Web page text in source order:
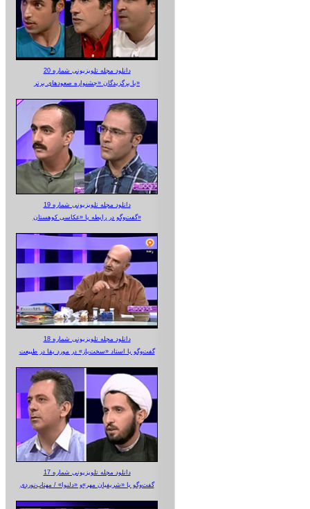
دانلود مجله تلویزیونی شماره 20
با برگزیدگان «جشنواره صعودهای برتر»
دانلود مجله تلویزیونی شماره 19
گفت‌وگو در رابطه با «عکاسی کوهستان»
دانلود مجله تلویزیونی شماره 18
گفت‌وگو با استاد «سخت‌باز» در مورد بقا در طبیعت
دانلود مجله تلویزیونی شماره 17
گفت‌وگو با «شریفیان مهر»‌و «دلنوا» / مهتاب‌نوردی